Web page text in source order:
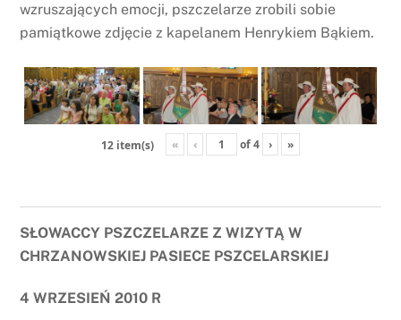
wzruszających emocji, pszczelarze zrobili sobie
pamiątkowe zdjęcie z kapelanem Henrykiem Bąkiem.
12 item(s) « ‹ of4 › »
SŁOWACCY PSZCZELARZE Z WIZYTĄ W
CHRZANOWSKIEJ PASIECE PSZCELARSKIEJ
4 WRZESIEŃ 2010 R